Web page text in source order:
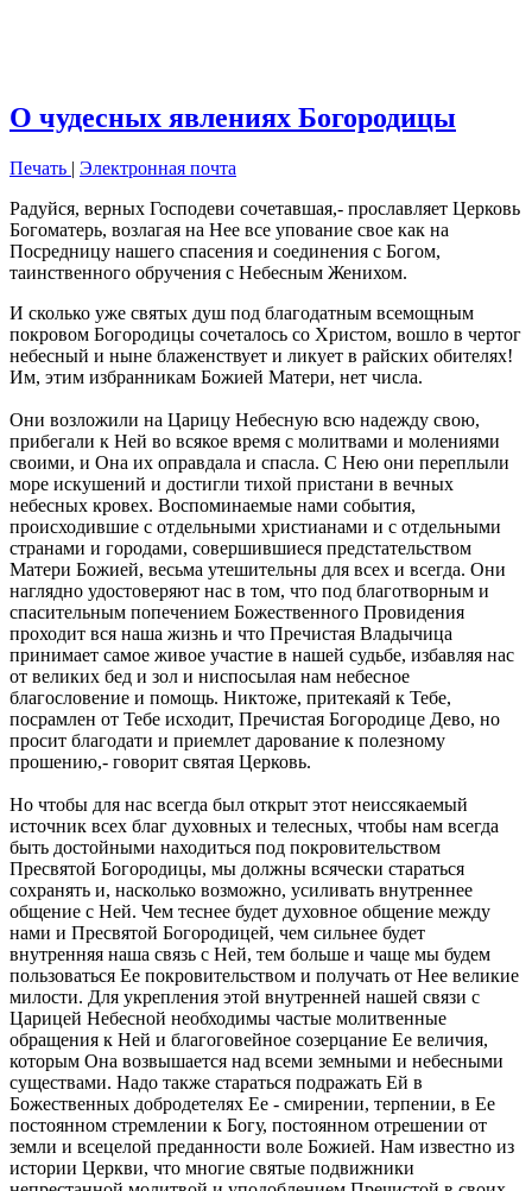
О чудесных явлениях Богородицы
Печать | Электронная почта
Радуйся, верных Господеви сочетавшая,- прославляет Церковь
Богоматерь, возлагая на Нее все упование свое как на
Посредницу нашего спасения и соединения с Богом,
таинственного обручения с Небесным Женихом.
И сколько уже святых душ под благодатным всемощным
покровом Богородицы сочеталось со Христом, вошло в чертог
небесный и ныне блаженствует и ликует в райских обителях!
Им, этим избранникам Божией Матери, нет числа.
Они возложили на Царицу Небесную всю надежду свою,
прибегали к Ней во всякое время с молитвами и молениями
своими, и Она их оправдала и спасла. С Нею они переплыли
море искушений и достигли тихой пристани в вечных
небесных кровех. Воспоминаемые нами события,
происходившие с отдельными христианами и с отдельными
странами и городами, совершившиеся предстательством
Матери Божией, весьма утешительны для всех и всегда. Они
наглядно удостоверяют нас в том, что под благотворным и
спасительным попечением Божественного Провидения
проходит вся наша жизнь и что Пречистая Владычица
принимает самое живое участие в нашей судьбе, избавляя нас
от великих бед и зол и ниспосылая нам небесное
благословение и помощь. Никтоже, притекаяй к Тебе,
посрамлен от Тебе исходит, Пречистая Богородице Дево, но
просит благодати и приемлет дарование к полезному
прошению,- говорит святая Церковь.
Но чтобы для нас всегда был открыт этот неиссякаемый
источник всех благ духовных и телесных, чтобы нам всегда
быть достойными находиться под покровительством
Пресвятой Богородицы, мы должны всячески стараться
сохранять и, насколько возможно, усиливать внутреннее
общение с Ней. Чем теснее будет духовное общение между
нами и Пресвятой Богородицей, чем сильнее будет
внутренняя наша связь с Ней, тем больше и чаще мы будем
пользоваться Ее покровительством и получать от Нее великие
милости. Для укрепления этой внутренней нашей связи с
Царицей Небесной необходимы частые молитвенные
обращения к Ней и благоговейное созерцание Ее величия,
которым Она возвышается над всеми земными и небесными
существами. Надо также стараться подражать Ей в
Божественных добродетелях Ее - смирении, терпении, в Ее
постоянном стремлении к Богу, постоянном отрешении от
земли и всецелой преданности воле Божией. Нам известно из
истории Церкви, что многие святые подвижники